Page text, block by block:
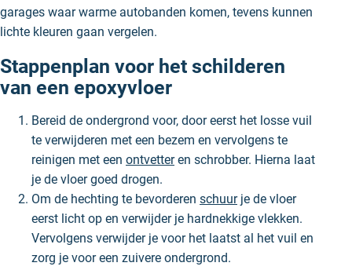
garages waar warme autobanden komen, tevens kunnen
lichte kleuren gaan vergelen.
Stappenplan voor het schilderen
van een epoxyvloer
Bereid de ondergrond voor, door eerst het losse vuil
te verwijderen met een bezem en vervolgens te
reinigen met een ontvetteren schrobber. Hierna laat
je de vloer goed drogen.
Om de hechting te bevorderen schuurje de vloer
eerst licht op en verwijder je hardnekkige vlekken.
Vervolgens verwijder je voor het laatst al het vuil en
zorg je voor een zuivere ondergrond.